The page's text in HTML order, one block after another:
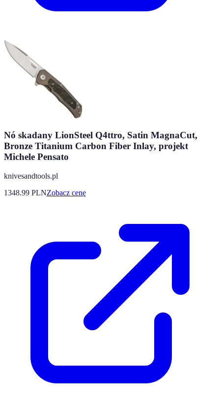
Nó skadany LionSteel Q4ttro, Satin MagnaCut,
Bronze Titanium Carbon Fiber Inlay, projekt
Michele Pensato
knivesandtools.pl
1348.99 PLNZobacz cenę